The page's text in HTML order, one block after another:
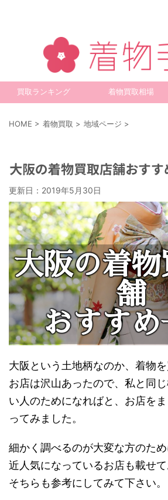
買取ランキング 着物買取相場
HOME > 着物買取 > 地域ページ >
大阪の着物買取店舗おすす
更新日： 2019年5月30日
大阪の着物
舗
おすすめ
大阪という土地柄なのか、着物
お店は沢山あったので、私と同
い人のためになればと、お店を
ってみました。
細かく調べるのが大変な方のた
近人気になっているお店も載せて
そちらも参考にしてみて下さい。